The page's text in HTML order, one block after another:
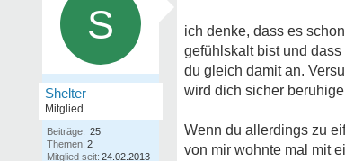
S
Shelter
Mitglied
Beiträge: 25
Themen: 2
Mitglied seit: 24.02.2013
ich denke, dass es
gefühlskalt bist und
du gleich damit an.
wird dich sicher
Wenn du allerdings zu
von mir wohnte mal mit